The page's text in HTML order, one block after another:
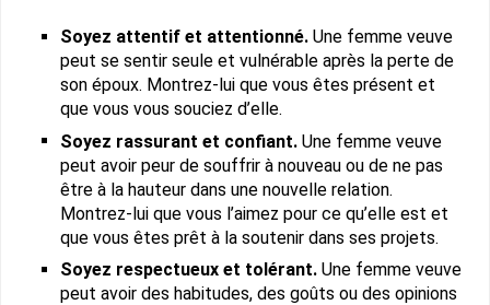
Soyez attentif et attentionné.Une femme veuve
peut se sentir seule et vulnérable après la perte de
son époux. Montrez-lui que vous êtes présent et
que vous vous souciez d’elle.
Soyez rassurant et confiant.Une femme veuve
peut avoir peur de souffrir à nouveau ou de ne pas
être à la hauteur dans une nouvelle relation.
Montrez-lui que vous l’aimez pour ce qu’elle est et
que vous êtes prêt à la soutenir dans ses projets.
Soyez respectueux et tolérant. Une femme veuve
peut avoir des habitudes, des goûts ou des opinions